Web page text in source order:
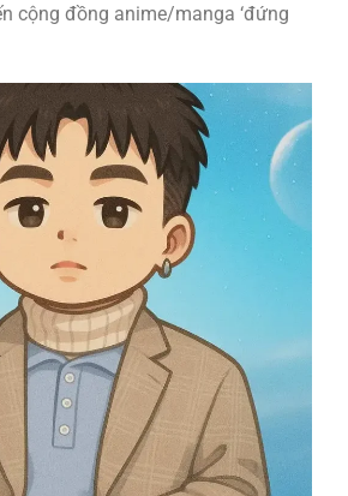
cộng đồng anime/manga ‘đứng